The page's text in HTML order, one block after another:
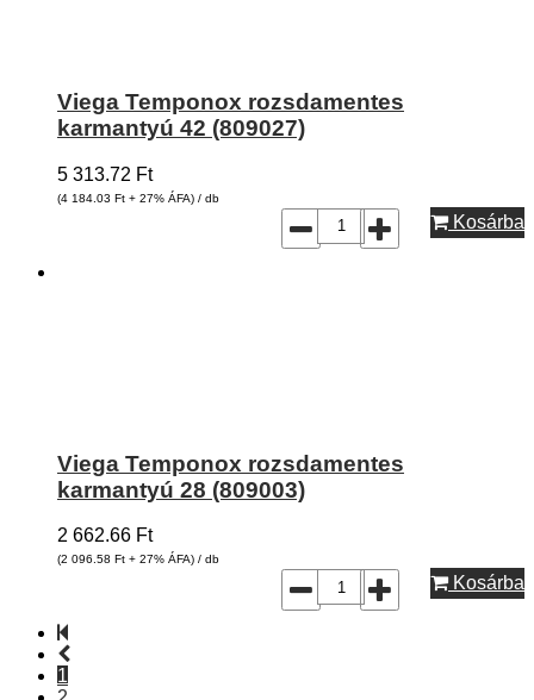
Viega Temponox rozsdamentes
karmantyú 42 (809027)
5 313.72 Ft
(4 184.03 Ft + 27% ÁFA) / db
Kosárba
Viega Temponox rozsdamentes
karmantyú 28 (809003)
2 662.66 Ft
(2 096.58 Ft + 27% ÁFA) / db
Kosárba
1